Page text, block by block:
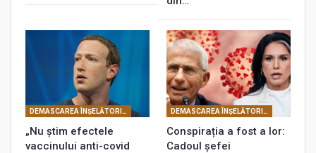
DEMASCAREA ÎNŞELĂTORIEI COVID
„Nu știm efectele
vaccinului anti-covid
DEMASCAREA ÎNŞELĂTORIEI COVID
Conspirația a fost a lor:
Cadoul șefei